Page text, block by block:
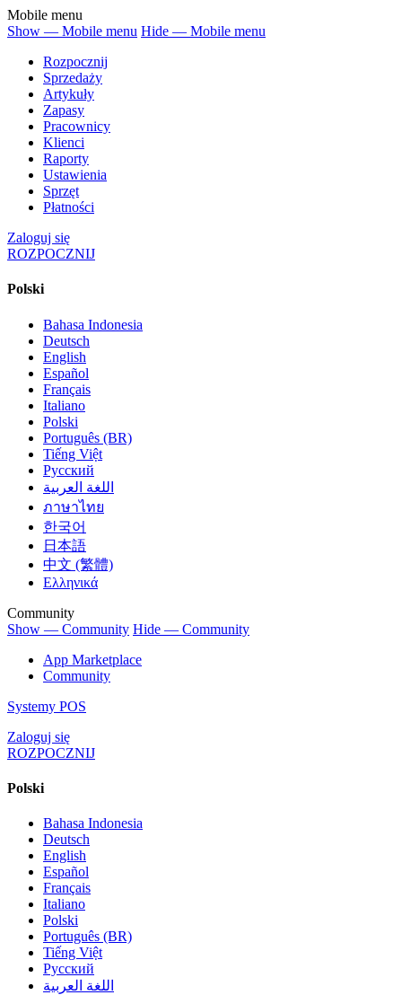
Mobile menu
Show — Mobile menu Hide — Mobile menu
Rozpocznij
Sprzedaży
Artykuły
Zapasy
Pracownicy
Klienci
Raporty
Ustawienia
Sprzęt
Płatności
Zaloguj się
ROZPOCZNIJ
Polski
Bahasa Indonesia
Deutsch
English
Español
Français
Italiano
Polski
Português (BR)
Tiếng Việt
Русский
اللغة العربية
ภาษาไทย
한국어
日本語
中文 (繁體)
Ελληνικά
Community
Show — Community Hide — Community
App Marketplace
Community
Systemy POS
Zaloguj się
ROZPOCZNIJ
Polski
Bahasa Indonesia
Deutsch
English
Español
Français
Italiano
Polski
Português (BR)
Tiếng Việt
Русский
اللغة العربية